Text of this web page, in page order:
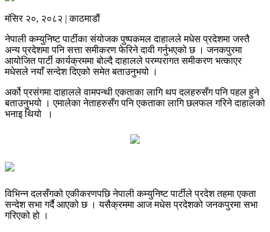
मंसिर २०, २०८२ | काठमाडौं
नेपाली कम्युनिष्ट पार्टीका संयोजक पुष्पकमल दाहालले मधेस प्रदेशमा जस्तै
अन्य प्रदेशमा पनि सत्ता समीकरण फेरिने दावी गर्नुभएको छ । जनकपुरमा
आयोजित पार्टी कार्यक्रममा बोल्दै दाहालले परम्परागत समीकरण भत्काएर
मधेसले नयाँ सन्देश दिएको समेत बताउनुभयो ।
अर्को प्रसंगमा दाहालले वामपन्थी एकताका लागि थप दलहरुसँग पनि पहल हुने
बताउनुभयो । एमालेका नेताहरुसँग पनि एकताका लागि छलफल गरिने दाहालको
भनाइ थियो ।
विभिन्न दलसँगको एकीकरणपछि नेपाली कम्युनिष्ट पार्टीले प्रदेश तहमा एकता
सन्देश सभा गर्दै आएको छ । यसैक्रममा आज मधेस प्रदेशको जनकपुरमा सभा
गरिएको हो ।